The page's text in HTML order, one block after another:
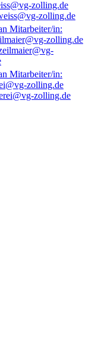
zolling.de
zolling.de